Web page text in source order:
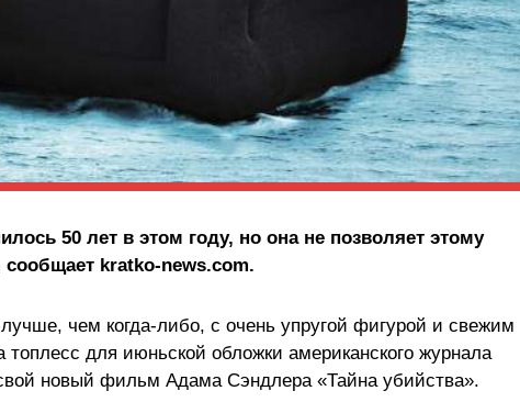
50 лет в этом году, но она не позволяет этому
сообщает kratko-news.com.
чем когда-либо, с очень упругой фигурой и свежим
топлесс для июньской обложки американского журнала
новый фильм Адама Сэндлера «Тайна убийства».